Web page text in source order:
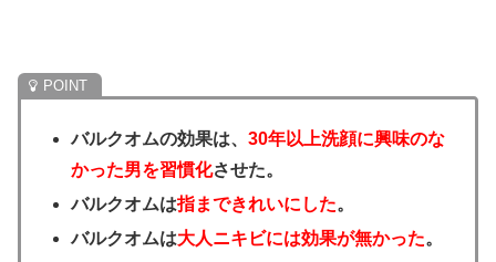
バルクオムの効果は、30年以上洗顔に興味のな
かった男を習慣化させた。
バルクオムは指まできれいにした。
バルクオムは大人ニキビには効果が無かった。